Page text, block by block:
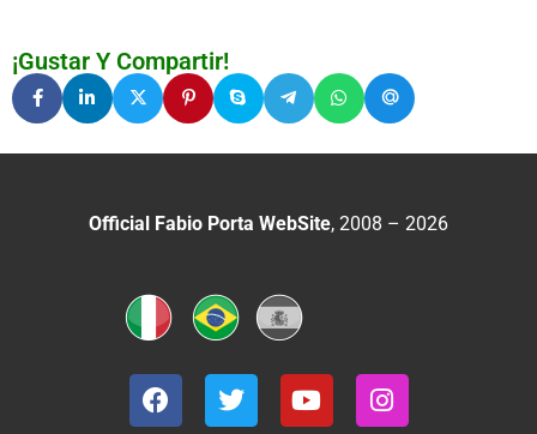
¡Gustar Y Compartir!
Official Fabio Porta WebSite, 2008 – 2026